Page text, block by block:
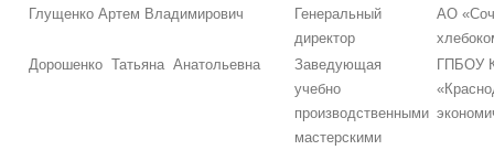
Глущенко Артем Владимирович
Генеральный
директор
АО
Дорошенко Татьяна Анатольевна
Заведующая
учебно
производственными
мастерскими
ГПБОУ